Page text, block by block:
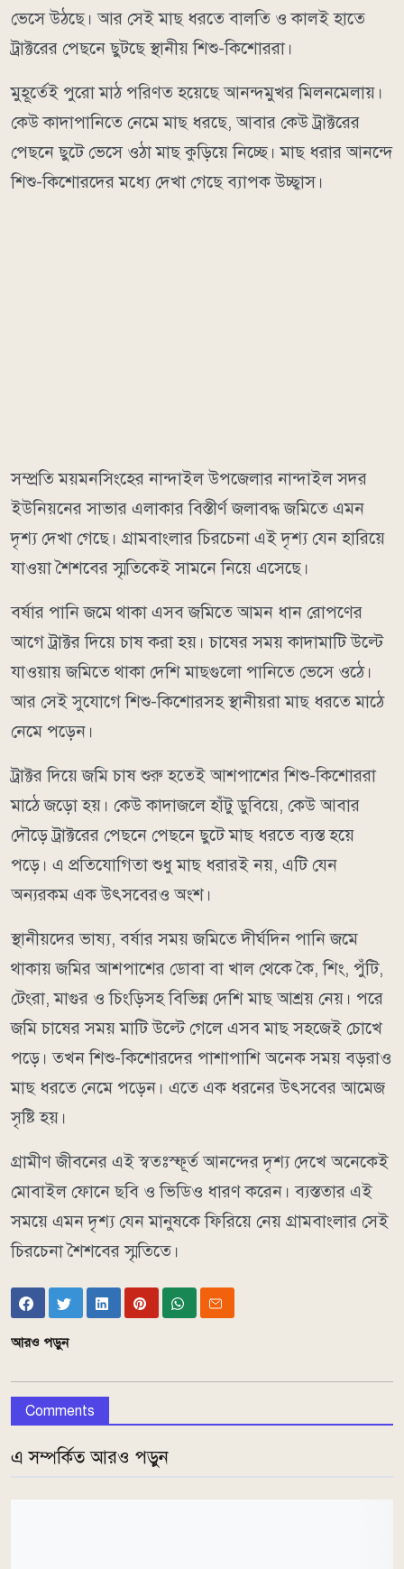
ভেসে উঠছে। আর সেই মাছ ধরতে বালতি ও কালই হাতে
ট্রাক্টরের পেছনে ছুটছে স্থানীয় শিশু-কিশোররা।
মুহূর্তেই পুরো মাঠ পরিণত হয়েছে আনন্দমুখর মিলনমেলায়।
কেউ কাদাপানিতে নেমে মাছ ধরছে, আবার কেউ ট্রাক্টরের
পেছনে ছুটে ভেসে ওঠা মাছ কুড়িয়ে নিচ্ছে। মাছ ধরার আনন্দে
শিশু-কিশোরদের মধ্যে দেখা গেছে ব্যাপক উচ্ছ্বাস।
সম্প্রতি ময়মনসিংহের নান্দাইল উপজেলার নান্দাইল সদর
ইউনিয়নের সাভার এলাকার বিস্তীর্ণ জলাবদ্ধ জমিতে এমন
দৃশ্য দেখা গেছে। গ্রামবাংলার চিরচেনা এই দৃশ্য যেন হারিয়ে
যাওয়া শৈশবের স্মৃতিকেই সামনে নিয়ে এসেছে।
বর্ষার পানি জমে থাকা এসব জমিতে আমন ধান রোপণের
আগে ট্রাক্টর দিয়ে চাষ করা হয়। চাষের সময় কাদামাটি উল্টে
যাওয়ায় জমিতে থাকা দেশি মাছগুলো পানিতে ভেসে ওঠে।
আর সেই সুযোগে শিশু-কিশোরসহ স্থানীয়রা মাছ ধরতে মাঠে
নেমে পড়েন।
ট্রাক্টর দিয়ে জমি চাষ শুরু হতেই আশপাশের শিশু-কিশোররা
মাঠে জড়ো হয়। কেউ কাদাজলে হাঁটু ডুবিয়ে, কেউ আবার
দৌড়ে ট্রাক্টরের পেছনে পেছনে ছুটে মাছ ধরতে ব্যস্ত হয়ে
পড়ে। এ প্রতিযোগিতা শুধু মাছ ধরারই নয়, এটি যেন
অন্যরকম এক উৎসবেরও অংশ।
স্থানীয়দের ভাষ্য, বর্ষার সময় জমিতে দীর্ঘদিন পানি জমে
থাকায় জমির আশপাশের ডোবা বা খাল থেকে কৈ, শিং, পুঁটি,
টেংরা, মাগুর ও চিংড়িসহ বিভিন্ন দেশি মাছ আশ্রয় নেয়। পরে
জমি চাষের সময় মাটি উল্টে গেলে এসব মাছ সহজেই চোখে
পড়ে। তখন শিশু-কিশোরদের পাশাপাশি অনেক সময় বড়রাও
মাছ ধরতে নেমে পড়েন। এতে এক ধরনের উৎসবের আমেজ
সৃষ্টি হয়।
গ্রামীণ জীবনের এই স্বতঃস্ফূর্ত আনন্দের দৃশ্য দেখে অনেকেই
মোবাইল ফোনে ছবি ও ভিডিও ধারণ করেন। ব্যস্ততার এই
সময়ে এমন দৃশ্য যেন মানুষকে ফিরিয়ে নেয় গ্রামবাংলার সেই
চিরচেনা শৈশবের স্মৃতিতে।
আরও পড়ুন
Comments
এ সম্পর্কিত আরও পড়ুন